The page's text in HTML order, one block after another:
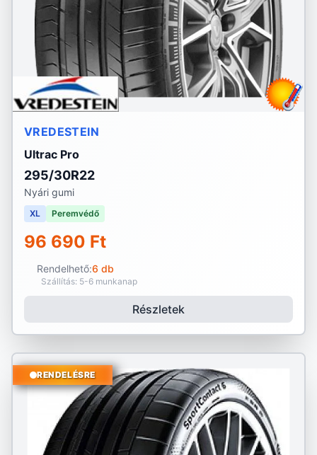
VREDESTEIN
Ultrac Pro
295/30R22
Nyári gumi
XL Peremvédő
96 690 Ft
Rendelhető:6 db
Szállítás: 5-6 munkanap
Részletek
RENDELÉSRE